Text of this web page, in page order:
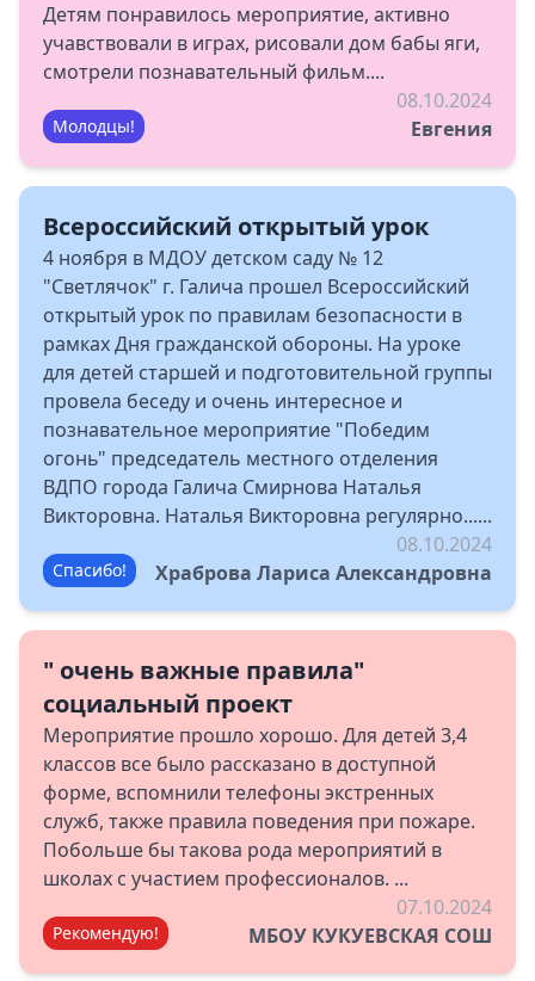
Детям понравилось мероприятие, активно
учавствовали в играх, рисовали дом бабы яги,
смотрели познавательный фильм....
Молодцы!
08.10.2024
Евгения
Всероссийский открытый урок
4 ноября в МДОУ детском саду № 12
"Светлячок" г. Галича прошел Всероссийский
открытый урок по правилам безопасности в
рамках Дня гражданской обороны. На уроке
для детей старшей и подготовительной группы
провела беседу и очень интересное и
познавательное мероприятие "Победим
огонь" председатель местного отделения
ВДПО города Галича Смирнова Наталья
Викторовна. Наталья Викторовна регулярно......
Спасибо!
08.10.2024
Храброва Лариса Александровна
" очень важные правила"
социальный проект
Мероприятие прошло хорошо. Для детей 3,4
классов все было рассказано в доступной
форме, вспомнили телефоны экстренных
служб, также правила поведения при пожаре.
Побольше бы такова рода мероприятий в
школах с участием профессионалов. ...
Рекомендую!
07.10.2024
МБОУ КУКУЕВСКАЯ СОШ